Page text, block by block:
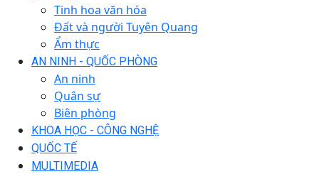
Tinh hoa văn hóa
Đất và người Tuyên Quang
Ẩm thực
AN NINH - QUỐC PHÒNG
An ninh
Quân sự
Biên phòng
KHOA HỌC - CÔNG NGHỆ
QUỐC TẾ
MULTIMEDIA